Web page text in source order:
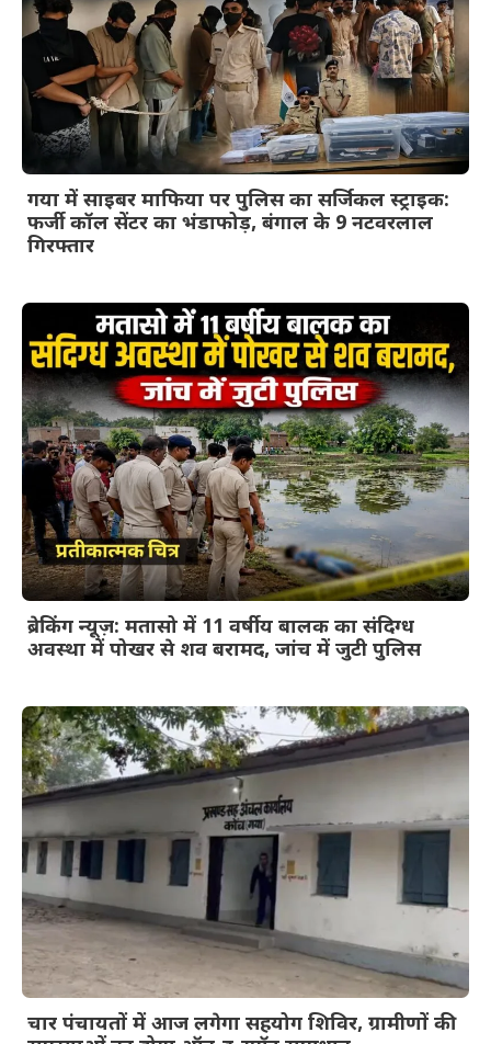
गया में साइबर माफिया पर पुलिस का सर्जिकल स्ट्राइक:
फर्जी कॉल सेंटर का भंडाफोड़, बंगाल के 9 नटवरलाल
गिरफ्तार
ब्रेकिंग न्यूज़: मतासो में 11 वर्षीय बालक का संदिग्ध
अवस्था में पोखर से शव बरामद, जांच में जुटी पुलिस
चार पंचायतों में आज लगेगा सहयोग शिविर, ग्रामीणों की